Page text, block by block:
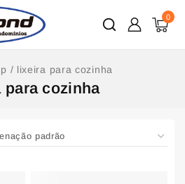
0
/ lixeira para cozinha
para cozinha